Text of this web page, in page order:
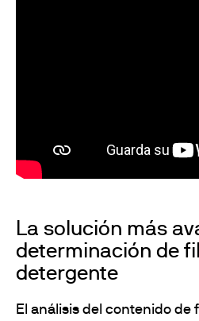
La solución más
determinación de
detergente
El análisis del contenido de